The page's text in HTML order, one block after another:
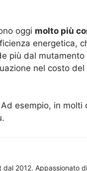
oggi molto più
energetica,
più dal
nel costo
esempio, in molti
dal 2012. Appassionato